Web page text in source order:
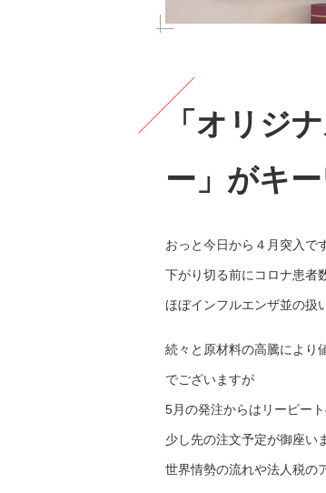
「オリジ
ー」がキー
おっと今日から４月突入で
下がり切る前にコロナ患者
ほぼインフルエンザ並の扱
続々と原材料の高騰により
でございますが
5月の発注からはリーピー
少し先の注文予定が御座い
世界情勢の流れや法人税の